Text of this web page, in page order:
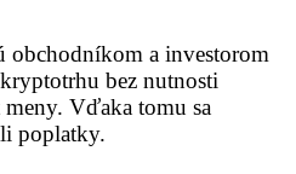
obchodníkom a investorom
bez nutnosti
Vďaka tomu sa
poplatky.